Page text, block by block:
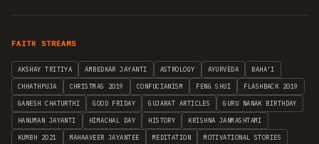
FAITH STREAMS
AKSHAY TRITIYA AMBEDKAR JAYANTI ASTROLOGY AYURVEDA BAHA'I
CHHATHPUJA CHRISTMAS 2019 CONFUCIANISM FENG SHUI FLASHBACK 2019
GANESH CHATURTHI GOOD FRIDAY GUJARAT ARTICLES GURU NANAK BIRTHDAY
HANUMAN JAYANTI HIMACHAL DAY HISTORY KRISHNA JANMASHTAMI
KUMBH 2021 MAHAAVEER JAYANTEE MEDITATION MOTIVATIONAL STORIES